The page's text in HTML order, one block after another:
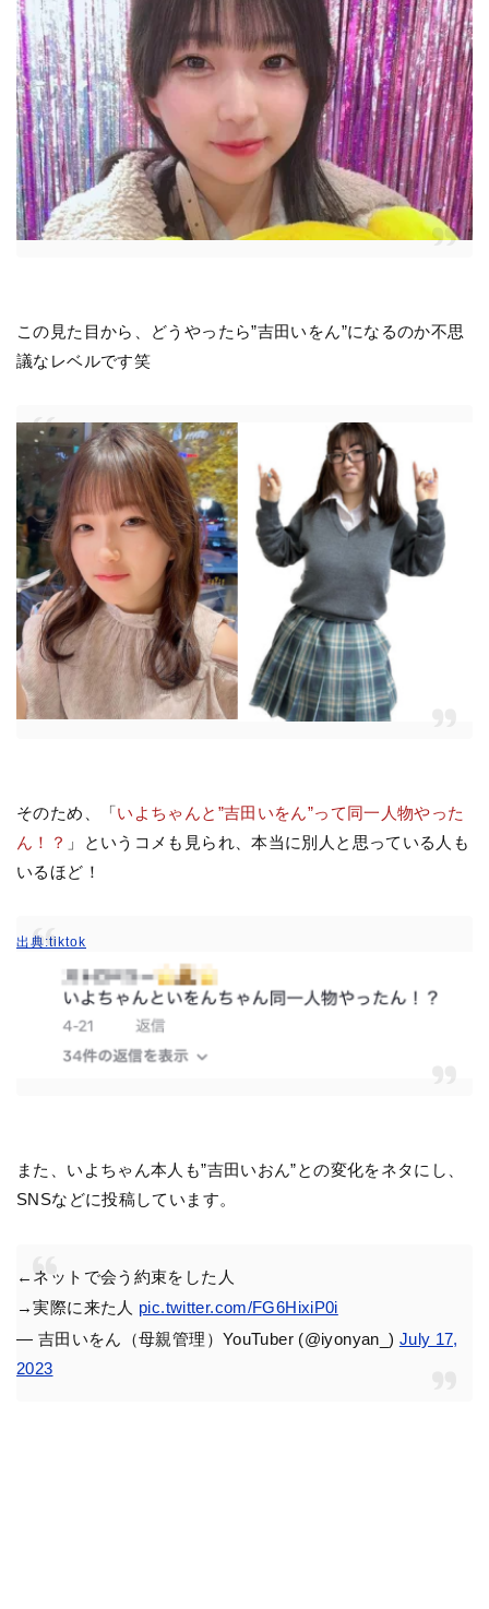
この見た目から、どうやったら”吉田いをん”になるのか不思
議なレベルです笑
そのため、「いよちゃんと”吉田いをん”って同一人物やった
ん！？ 」というコメも見られ、本当に別人と思っている人も
いるほど！
出典:tiktok
また、いよちゃん本人も”吉田いおん”との変化をネタにし、
SNSなどに投稿しています。
←ネットで会う約束をした人
→実際に来た人 pic.twitter.com/FG6HixiP0i
— 吉田いをん（母親管理）YouTuber (@iyonyan_) July 17,
2023